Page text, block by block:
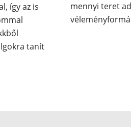
így az is
tanít
mennyi teret